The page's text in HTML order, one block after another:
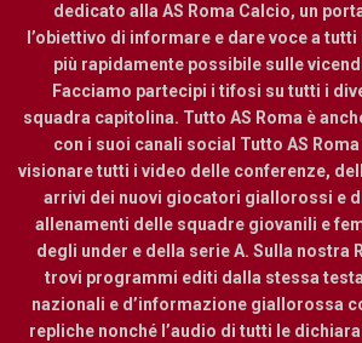
dedicato alla AS Roma Calcio, un
l’obiettivo di informare e dare voce a
più rapidamente possibile sulle
Facciamo partecipi i tifosi su tutti i
squadra capitolina. Tutto AS Roma è
con i suoi canali social Tutto AS
visionare tutti i video delle conferenze,
arrivi dei nuovi giocatori giallorossi e
allenamenti delle squadre giovanili e
degli under e della serie A. Sulla nostra
trovi programmi editi dalla stessa
nazionali e d’informazione giallorossa
repliche nonché l’audio di tutti le